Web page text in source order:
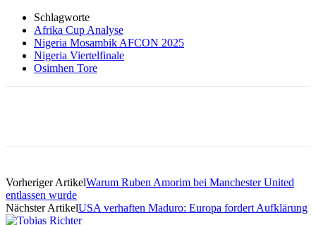
Schlagworte
Afrika Cup Analyse
Nigeria Mosambik AFCON 2025
Nigeria Viertelfinale
Osimhen Tore
Vorheriger ArtikelWarum Ruben Amorim bei Manchester United
entlassen wurde
Nächster ArtikelUSA verhaften Maduro: Europa fordert Aufklärung